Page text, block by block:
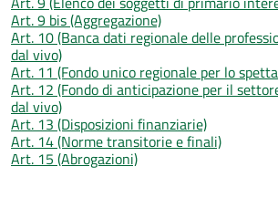
Art. 9 bis (Aggregazione)
Art. 10 (Banca dati regionale delle
dal vivo)
Art. 11 (Fondo unico regionale per lo
Art. 12 (Fondo di anticipazione per il
dal vivo)
Art. 13 (Disposizioni finanziarie)
Art. 14 (Norme transitorie e finali)
Art. 15 (Abrogazioni)